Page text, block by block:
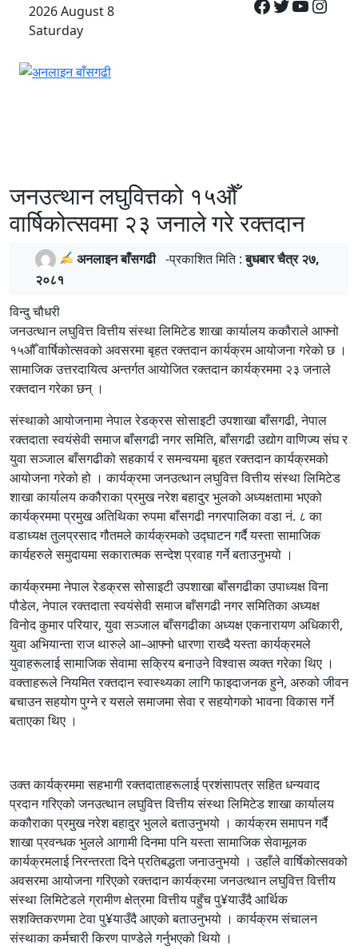
2026 August 8
Saturday
जनउत्थान लघुवित्तको १५औँ
वार्षिकोत्सवमा २३ जनाले गरे रक्तदान
अनलाइन बाँसगढी -प्रकाशित मिति :बुधबार चैत्र २७,
२०८१
विन्दु चौधरी
जनउत्थान लघुवित्त वित्तीय संस्था लिमिटेड शाखा कार्यालय ककौराले आफ्नो
१५औँ वार्षिकोत्सवको अवसरमा बृहत रक्तदान कार्यक्रम आयोजना गरेको छ ।
सामाजिक उत्तरदायित्व अन्तर्गत आयोजित रक्तदान कार्यक्रममा २३ जनाले
रक्तदान गरेका छन् ।
संस्थाको आयोजनामा नेपाल रेडक्रस सोसाइटी उपशाखा बाँसगढी, नेपाल
रक्तदाता स्वयंसेवी समाज बाँसगढी नगर समिति, बाँसगढी उद्योग वाणिज्य संघ र
युवा सञ्जाल बाँसगढीको सहकार्य र समन्वयमा बृहत रक्तदान कार्यक्रमको
आयोजना गरेको हो । कार्यक्रमा जनउत्थान लघुवित्त वित्तीय संस्था लिमिटेड
शाखा कार्यालय ककौराका प्रमुख नरेश बहादुर भुलको अध्यक्षतामा भएको
कार्यक्रममा प्रमुख अतिथिका रुपमा बाँसगढी नगरपालिका वडा नं. ८ का
वडाध्यक्ष तुलप्रसाद गौतमले कार्यक्रमको उद्घाटन गर्दै यस्ता सामाजिक
कार्यहरुले समुदायमा सकारात्मक सन्देश प्रवाह गर्ने बताउनुभयो ।
कार्यक्रममा नेपाल रेडक्रस सोसाइटी उपशाखा बाँसगढीका उपाध्यक्ष विना
पौडेल, नेपाल रक्तदाता स्वयंसेवी समाज बाँसगढी नगर समितिका अध्यक्ष
विनोद कुमार परियार, युवा सञ्जाल बाँसगढीका अध्यक्ष एकनारायण अधिकारी,
युवा अभियान्ता राज थारुले आ–आफ्नो धारणा राख्दै यस्ता कार्यक्रमले
युवाहरूलाई सामाजिक सेवामा सक्रिय बनाउने विश्वास व्यक्त गरेका थिए ।
वक्ताहरूले नियमित रक्तदान स्वास्थ्यका लागि फाइदाजनक हुने, अरुको जीवन
बचाउन सहयोग पुग्ने र यसले समाजमा सेवा र सहयोगको भावना विकास गर्ने
बताएका थिए ।
उक्त कार्यक्रममा सहभागी रक्तदाताहरूलाई प्रशंसापत्र सहित धन्यवाद
प्रदान गरिएको जनउत्थान लघुवित्त वित्तीय संस्था लिमिटेड शाखा कार्यालय
ककौराका प्रमुख नरेश बहादुर भुलले बताउनुभयो । कार्यक्रम समापन गर्दै
शाखा प्रवन्धक भुलले आगामी दिनमा पनि यस्ता सामाजिक सेवामूलक
कार्यक्रमलाई निरन्तरता दिने प्रतिबद्धता जनाउनुभयो । उहाँले वार्षिकोत्सवको
अवसरमा आयोजना गरिएको रक्तदान कार्यक्रमा जनउत्थान लघुवित्त वित्तीय
संस्था लिमिटेडले ग्रामीण क्षेत्रमा वित्तीय पहुँच पु¥याउँदै आर्थिक
सशक्तिकरणमा टेवा पु¥याउँदै आएको बताउनुभयो । कार्यक्रम संचालन
संस्थाका कर्मचारी किरण पाण्डेले गर्नुभएको थियो ।